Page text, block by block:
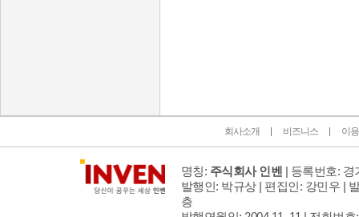
회사소개 비즈니스 이
명칭: 주식회사 인벤 | 등록번호: 경
발행인: 박규상 | 편집인: 강민우 |
층